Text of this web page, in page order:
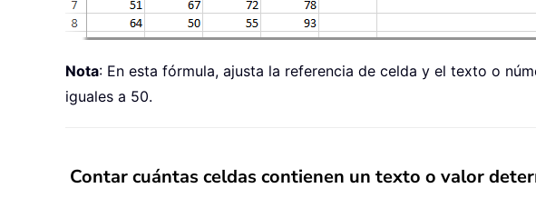
Nota: En esta fórmula, ajusta la referencia de celda y el texto o
iguales a 50.
Contar cuántas celdas contienen un texto o valor